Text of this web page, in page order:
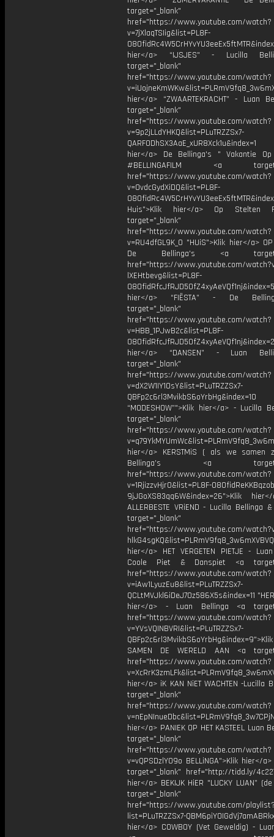
target="_blank"
href="https://www.youtube.com/watch?
v=7jXlaqTSIig&list=PL8F-
hier</a> “IJSJES" - Lucilla
target="_blank"
href="https://www.youtube.com/watch?
hier</a> “ZWAARTEKRACHT” - Luan
target="_blank"
href="https://www.youtube.com/watch?
v=9p2jLLdYHKQ&list=PLuTRZZSx7-
hier</a> De Bellinga's " Vakantie
#BELLINGAFILM <a
href="https://www.youtube.com/watch?
v=OvdcGydXiDQ&list=PL8F-
Huis">Klik hier</a> Op Stelten
target="_blank"
href="https://www.youtube.com/watch?
v=RU4dfGL9K_0 "HUiS">Klik hier</a> OP
De Bellinga's <a
href="https://www.youtube.com/
lXEHtbevg&list=PL8F-
hier</a> “FIËSTA” - De
target="_blank"
href="https://www.youtube.com/watch?
v=HBB_1PJwB2c&list=PL8F-
hier</a> “DANSEN” - Luan
target="_blank"
href="https://www.youtube.com/watch?
v=dX2W1IY1OsY&list=PLuTRZZSx7-
QBFp2c6rl3MvikbS6oYrbHg&index=10
“MODESHOW”">Klik hier</a> - Lucilla
target="_blank"
href="https://www.youtube.com/watch?
hier</a> KERSTMiS ( als we samen
Bellinga’s <a
href="https://www.youtube.com/watch?
v=1RjizzvHjr0&list=PL8F-
9jJGoXS83qq6W&index=26">Klik
ALLERBESTE VRiEND - Lucilla Bellinga
target="_blank"
href="https://www.youtube.com/
hier</a> HET VERGETEN PIETJE -
Coole Piet & Danspiet <a
href="https://www.youtube.com/watch?
v=iAw1LyuzEu8&list=PLuTRZZSx7-
QCLtMVJkl6iDeJ7Oz586X5s&index=11
hier</a> - Luan Bellinga <a
href="https://www.youtube.com/watch?
v=YVsVQINBVRI&list=PLuTRZZSx7-
SAMEN DE WERELD AAN <a
href="https://www.youtube.com/watch?
hier</a> iK KAN NiET WACHTEN -Lucilla
target="_blank"
href="https://www.youtube.com/watch?
hier</a> PANIEK OP HET KASTEEL Luan
target="_blank"
href="https://www.youtube.com/watch?
v=vQPSDzlYO9o BELLiNGA">Klik hier</
target="_blank" href="http://tidd.ly/
hier</a> BEKIJK HiER "LUCKY LUAN”
target="_blank"
href="https://www.youtube.com/
list=PLuTRZZSx7-
hier</a> COWBOY (Vet Geweldig) -